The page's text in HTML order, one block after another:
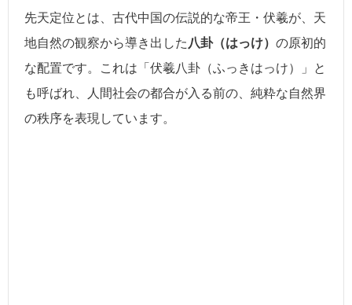
先天定位とは、古代中国の伝説的な帝王・伏羲が、天
地自然の観察から導き出した 八卦（はっけ） の原初的
な配置です。これは「伏羲八卦（ふっきはっけ）」と
も呼ばれ、人間社会の都合が入る前の、純粋な自然界
の秩序を表現しています。